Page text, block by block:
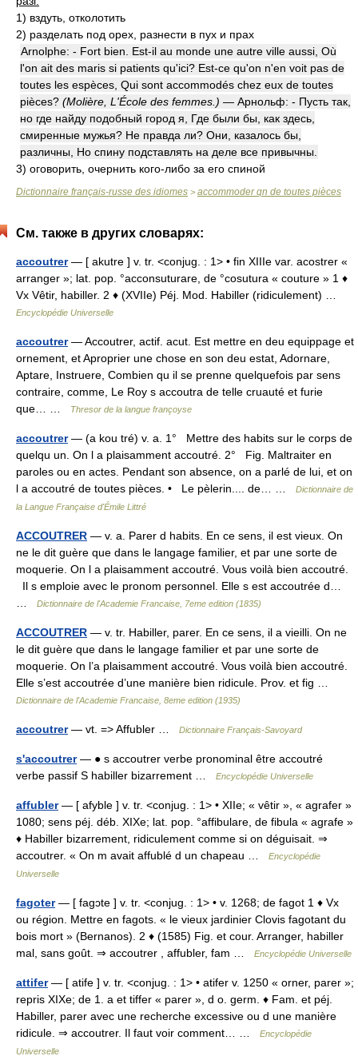
1) вздуть, отколотить
2) разделать под орех, разнести в пух и прах
Arnolphe: - Fort bien. Est-il au monde une autre ville aussi, Où
l'on ait des maris si patients qu'ici? Est-ce qu'on n'en voit pas de
toutes les espèces, Qui sont accommodés chez eux de toutes
pièces? (Molière, L'École des femmes.) — Арнольф: - Пусть так,
но где найду подобный город я, Где были бы, как здесь,
смиренные мужья? Не правда ли? Они, казалось бы,
различны, Но спину подставлять на деле все привычны.
3) оговорить, очернить кого-либо за его спиной
Dictionnaire français-russe des idiomes > accommoder qn de toutes pièces
См. также в других словарях:
accoutrer— [ akutre ] v. tr. <conjug. : 1> • fin XIIIe var. acostrer «
arranger »; lat. pop. °acconsuturare, de °cosutura « couture » 1 ♦
Vx Vêtir, habiller. 2 ♦ (XVIIe) Péj. Mod. Habiller (ridiculement) …
Encyclopédie Universelle
accoutrer— Accoutrer, actif. acut. Est mettre en deu equippage et
ornement, et Aproprier une chose en son deu estat, Adornare,
Aptare, Instruere, Combien qu il se prenne quelquefois par sens
contraire, comme, Le Roy s accoutra de telle cruauté et furie
que… …
Thresor de la langue françoyse
accoutrer— (a kou tré) v. a. 1° Mettre des habits sur le corps de
quelqu un. On l a plaisamment accoutré. 2° Fig. Maltraiter en
paroles ou en actes. Pendant son absence, on a parlé de lui, et on
l a accoutré de toutes pièces. • Le pèlerin.... de… …
Dictionnaire de
la Langue Française d'Émile Littré
ACCOUTRER — v. a. Parer d habits. En ce sens, il est vieux. On
ne le dit guère que dans le langage familier, et par une sorte de
moquerie. On l a plaisamment accoutré. Vous voilà bien accoutré.
Il s emploie avec le pronom personnel. Elle s est accoutrée d…
Dictionnaire de l'Academie Francaise, 7eme edition (1835)
ACCOUTRER — v. tr. Habiller, parer. En ce sens, il a vieilli. On ne
le dit guère que dans le langage familier et par une sorte de
moquerie. On l’a plaisamment accoutré. Vous voilà bien accoutré.
Elle s’est accoutrée d’une manière bien ridicule. Prov. et fig …
Dictionnaire de l'Academie Francaise, 8eme edition (1935)
accoutrer— vt. => Affubler … Dictionnaire Français-Savoyard
s'accoutrer— ● s accoutrer verbe pronominal être accoutré
verbe passif S habiller bizarrement …
Encyclopédie Universelle
affubler— [ afyble ] v. tr. <conjug. : 1> • XIIe; « vêtir », « agrafer »
1080; sens péj. déb. XIXe; lat. pop. °affibulare, de fibula « agrafe »
♦ Habiller bizarrement, ridiculement comme si on déguisait. ⇒
accoutrer. « On m avait affublé d un chapeau …
Encyclopédie
Universelle
fagoter— [ fagɔte ] v. tr. <conjug. : 1> • v. 1268; de fagot 1 ♦ Vx
ou région. Mettre en fagots. « le vieux jardinier Clovis fagotant du
bois mort » (Bernanos). 2 ♦ (1585) Fig. et cour. Arranger, habiller
mal, sans goût. ⇒ accoutrer , affubler, fam …
Encyclopédie Universelle
attifer— [ atife ] v. tr. <conjug. : 1> • atifer v. 1250 « orner, parer »;
repris XIXe; de 1. a et tiffer « parer », d o. germ. ♦ Fam. et péj.
Habiller, parer avec une recherche excessive ou d une manière
ridicule. ⇒ accoutrer. Il faut voir comment… …
Encyclopédie
Universelle